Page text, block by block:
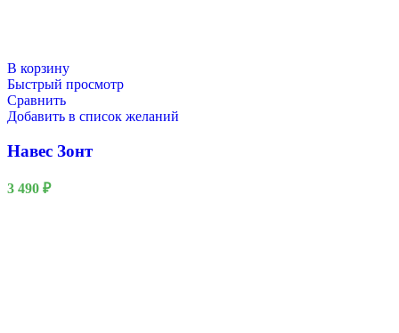
В корзину
Быстрый просмотр
Сравнить
Добавить в список желаний
Навес Зонт
3 490 ₽